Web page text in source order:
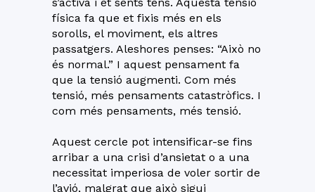
física fa que et fixis més en els
sorolls, el moviment, els altres
passatgers. Aleshores penses: “Això no
és normal.” I aquest pensament fa
que la tensió augmenti. Com més
tensió, més pensaments catastròfics. I
com més pensaments, més tensió.
Aquest cercle pot intensificar-se fins
arribar a una crisi d’ansietat o a una
necessitat imperiosa de voler sortir de
l’avió, malgrat que això sigui